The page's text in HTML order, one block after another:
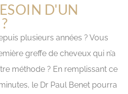
D'UN
plusieurs années ? Vous
greffe de cheveux qui n’a
méthode ? En remplissant ce
le Dr Paul Benet pourra